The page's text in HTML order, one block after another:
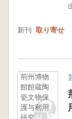
新刊 取り寄せ
荊州博物
館館蔵陶
瓷文物保
護与利用